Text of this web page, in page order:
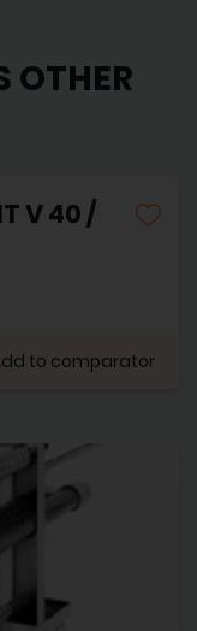
OTHER
V 40 /
to comparator